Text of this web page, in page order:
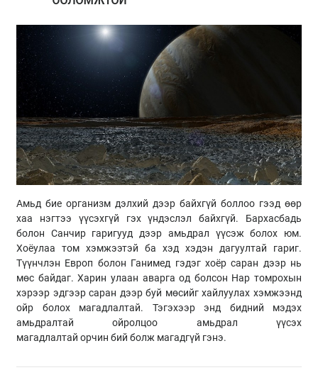
Амьд бие организм дэлхий дээр байхгүй боллоо гээд өөр
хаа нэгтээ үүсэхгүй гэх үндэслэл байхгүй. Бархасбадь
болон Санчир гаригууд дээр амьдрал үүсэж болох юм.
Хоёулаа том хэмжээтэй ба хэд хэдэн дагуултай гариг.
Түүнчлэн Европ болон Ганимед гэдэг хоёр саран дээр нь
мөс байдаг. Харин улаан аварга од болсон Нар томрохын
хэрээр эдгээр саран дээр буй мөсийг хайлуулах хэмжээнд
ойр болох магадлалтай. Тэгэхээр энд бидний мэдэх
амьдралтай ойролцоо амьдрал үүсэх
магадлалтай орчин бий болж магадгүй гэнэ.